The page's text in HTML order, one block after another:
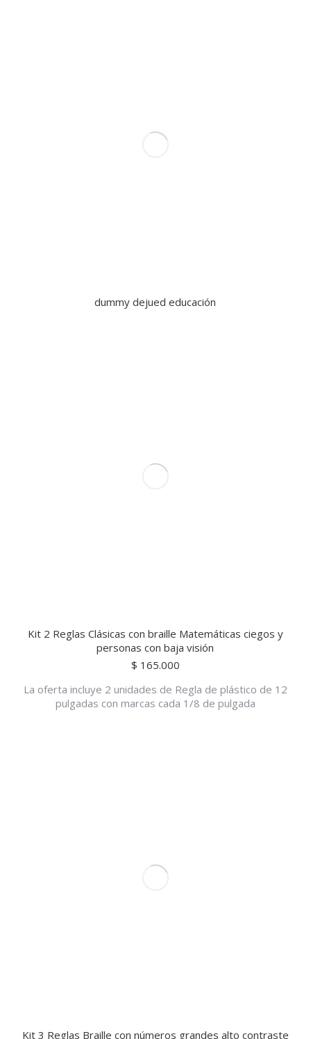
dummy dejued educación
Kit 2 Reglas Clásicas con braille Matemáticas ciegos y
personas con baja visión
$ 165.000
La oferta incluye 2 unidades de Regla de plástico de 12
pulgadas con marcas cada 1/8 de pulgada
Kit 3 Reglas Braille con números grandes alto contraste